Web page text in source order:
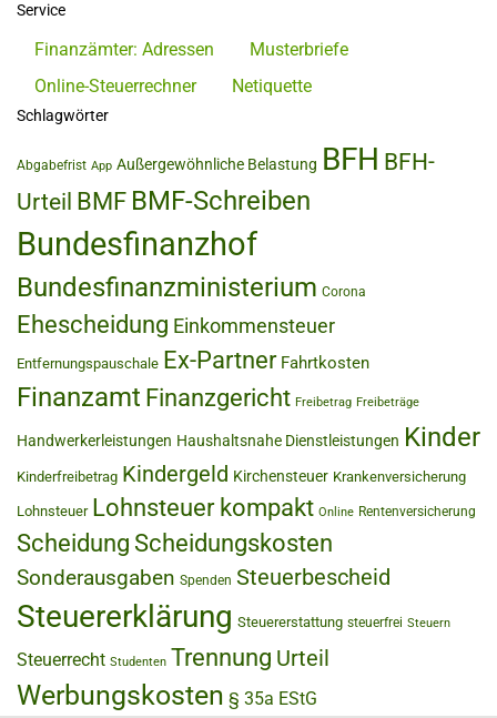
Service
Finanzämter: Adressen
Musterbriefe
Online-Steuerrechner
Netiquette
Schlagwörter
Abgabefrist App Außergewöhnliche Belastung BFH BFH-
Urteil BMF BMF-Schreiben
Bundesfinanzhof
Bundesfinanzministerium Corona
Ehescheidung Einkommensteuer
Entfernungspauschale Ex-Partner Fahrtkosten
Finanzamt Finanzgericht Freibetrag Freibeträge
Handwerkerleistungen Haushaltsnahe Dienstleistungen Kinder
Kinderfreibetrag Kindergeld Kirchensteuer Krankenversicherung
Lohnsteuer Lohnsteuer kompakt Online Rentenversicherung
Scheidung Scheidungskosten
Sonderausgaben Spenden Steuerbescheid
Steuererklärung Steuererstattung steuerfrei Steuern
Steuerrecht Studenten Trennung Urteil
Werbungskosten § 35a EStG